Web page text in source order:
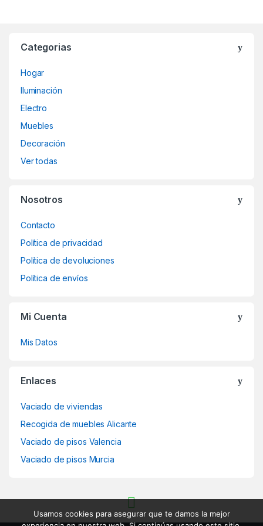
Categorias
Hogar
Iluminación
Electro
Muebles
Decoración
Ver todas
Nosotros
Contacto
Política de privacidad
Política de devoluciones
Política de envíos
Mi Cuenta
Mis Datos
Enlaces
Vaciado de viviendas
Recogida de muebles Alicante
Vaciado de pisos Valencia
Vaciado de pisos Murcia
Usamos cookies para asegurar que te damos la mejor